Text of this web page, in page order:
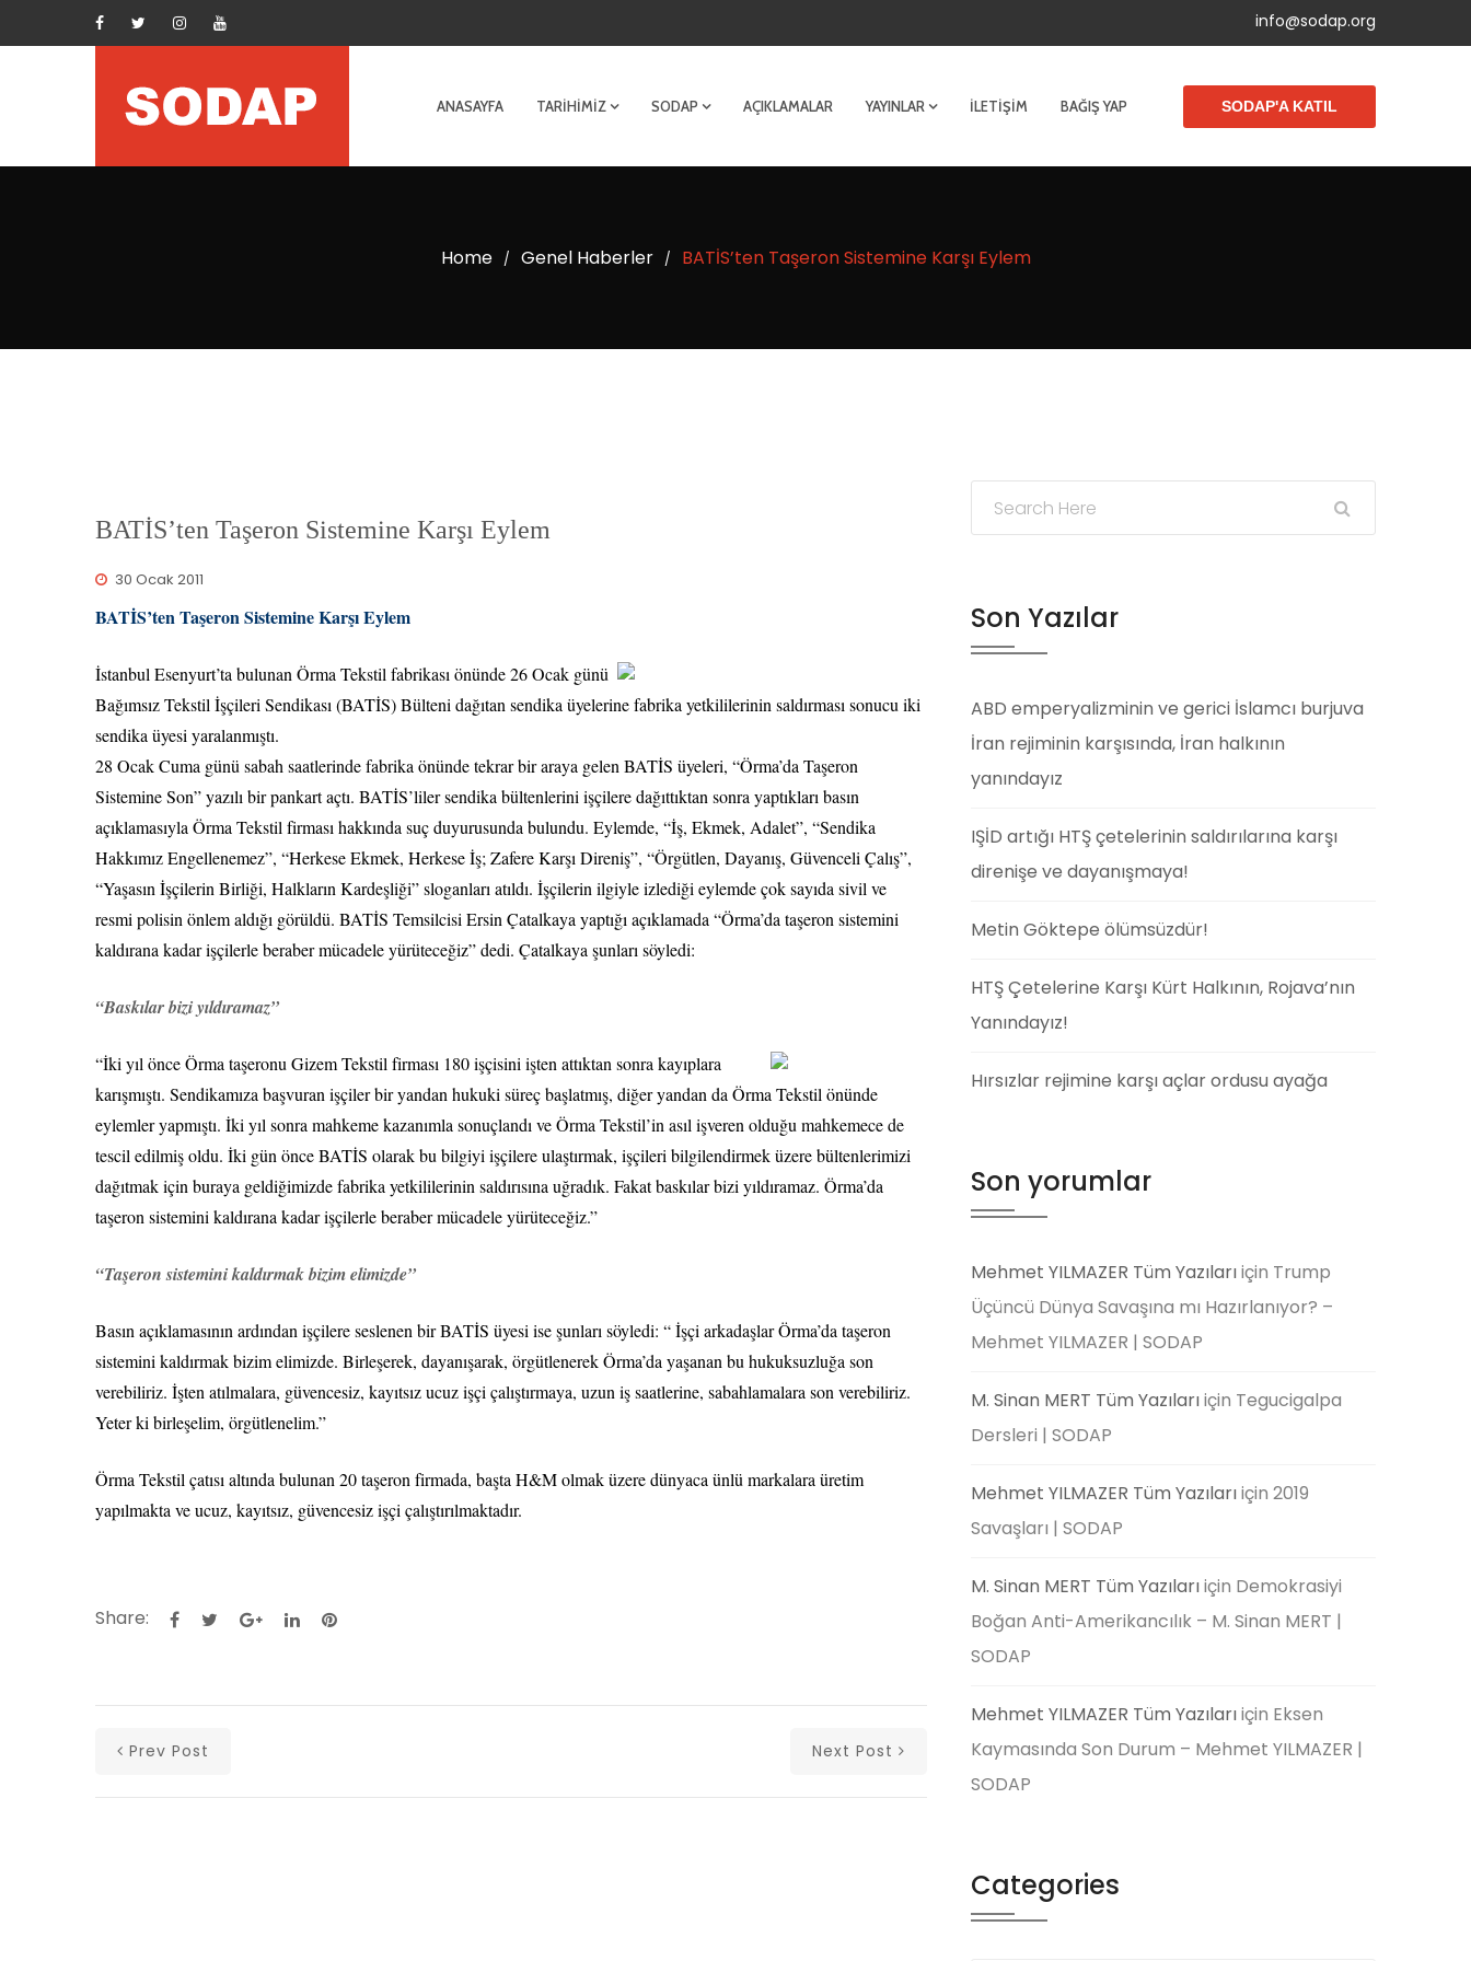
info@sodap.org
ANASAYFA TARIHIMIZ SODAP AÇIKLAMALAR YAYINLAR İLETIŞIM BAĞIŞ YAP SODAP'A KATIL
Home / Genel Haberler / BATİS’ten Taşeron Sistemine Karşı Eylem
BATİS’ten Taşeron Sistemine Karşı Eylem
30 Ocak 2011
BATİS’ten Taşeron Sistemine Karşı Eylem
İstanbul Esenyurt’ta bulunan Örma Tekstil fabrikası önünde 26 Ocak günü
Bağımsız Tekstil İşçileri Sendikası (BATİS) Bülteni dağıtan sendika üyelerine fabrika yetkililerinin saldırması sonucu iki
sendika üyesi yaralanmıştı.
28 Ocak Cuma günü sabah saatlerinde fabrika önünde tekrar bir araya gelen BATİS üyeleri, “Örma’da Taşeron
Sistemine Son” yazılı bir pankart açtı. BATİS’liler sendika bültenlerini işçilere dağıttıktan sonra yaptıkları basın
açıklamasıyla Örma Tekstil firması hakkında suç duyurusunda bulundu. Eylemde, “İş, Ekmek, Adalet”, “Sendika
Hakkımız Engellenemez”, “Herkese Ekmek, Herkese İş; Zafere Karşı Direniş”, “Örgütlen, Dayanış, Güvenceli Çalış”,
“Yaşasın İşçilerin Birliği, Halkların Kardeşliği” sloganları atıldı. İşçilerin ilgiyle izlediği eylemde çok sayıda sivil ve
resmi polisin önlem aldığı görüldü. BATİS Temsilcisi Ersin Çatalkaya yaptığı açıklamada “Örma’da taşeron sistemini
kaldırana kadar işçilerle beraber mücadele yürüteceğiz” dedi. Çatalkaya şunları söyledi:
“Baskılar bizi yıldıramaz”
“İki yıl önce Örma taşeronu Gizem Tekstil firması 180 işçisini işten attıktan sonra kayıplara
karışmıştı. Sendikamıza başvuran işçiler bir yandan hukuki süreç başlatmış, diğer yandan da Örma Tekstil önünde
eylemler yapmıştı. İki yıl sonra mahkeme kazanımla sonuçlandı ve Örma Tekstil’in asıl işveren olduğu mahkemece de
tescil edilmiş oldu. İki gün önce BATİS olarak bu bilgiyi işçilere ulaştırmak, işçileri bilgilendirmek üzere bültenlerimizi
dağıtmak için buraya geldiğimizde fabrika yetkililerinin saldırısına uğradık. Fakat baskılar bizi yıldıramaz. Örma’da
taşeron sistemini kaldırana kadar işçilerle beraber mücadele yürüteceğiz.”
“Taşeron sistemini kaldırmak bizim elimizde”
Basın açıklamasının ardından işçilere seslenen bir BATİS üyesi ise şunları söyledi: “ İşçi arkadaşlar Örma’da taşeron
sistemini kaldırmak bizim elimizde. Birleşerek, dayanışarak, örgütlenerek Örma’da yaşanan bu hukuksuzluğa son
verebiliriz. İşten atılmalara, güvencesiz, kayıtsız ucuz işçi çalıştırmaya, uzun iş saatlerine, sabahlamalara son verebiliriz.
Yeter ki birleşelim, örgütlenelim.”
Örma Tekstil çatısı altında bulunan 20 taşeron firmada, başta H&M olmak üzere dünyaca ünlü markalara üretim
yapılmakta ve ucuz, kayıtsız, güvencesiz işçi çalıştırılmaktadır.
Share:
Prev Post Next Post
Son Yazılar
ABD emperyalizminin ve gerici İslamcı burjuva
İran rejiminin karşısında, İran halkının
yanındayız
IŞİD artığı HTŞ çetelerinin saldırılarına karşı
direnişe ve dayanışmaya!
Metin Göktepe ölümsüzdür!
HTŞ Çetelerine Karşı Kürt Halkının, Rojava’nın
Yanındayız!
Hırsızlar rejimine karşı açlar ordusu ayağa
Son yorumlar
Mehmet YILMAZER Tüm Yazılarıiçin Trump
Üçüncü Dünya Savaşına mı Hazırlanıyor? –
Mehmet YILMAZER | SODAP
M. Sinan MERT Tüm Yazılarıiçin Tegucigalpa
Dersleri | SODAP
Mehmet YILMAZER Tüm Yazılarıiçin 2019
Savaşları | SODAP
M. Sinan MERT Tüm Yazılarıiçin Demokrasiyi
Boğan Anti-Amerikancılık – M. Sinan MERT |
SODAP
Mehmet YILMAZER Tüm Yazılarıiçin Eksen
Kaymasında Son Durum – Mehmet YILMAZER |
SODAP
Categories